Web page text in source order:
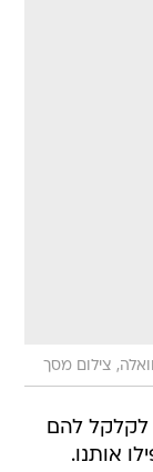
צילום מסך
לקלקל להם
אותנו.